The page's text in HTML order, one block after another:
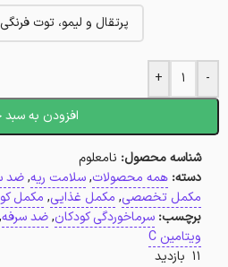
-
+
افزودن به سبد
شناسه محصول: نامعلوم
دسته: همه محصولات,سلامت ریه,ضد
مکمل تخصصی, مکمل غذایی, مکمل
برچسب: سرماخوردگی کودکان,ضد سرفه,
ویتامین C
11 بازدید